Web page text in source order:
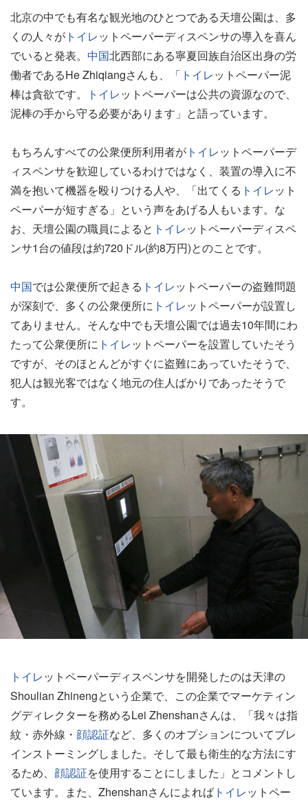
北京の中でも有名な観光地のひとつである天壇公園は、多
くの人々が トイレットペーパーディスペンサの導入を喜ん
でいると発表。 中国北西部にある寧夏回族自治区出身の労
働者であるHe Zhiqiangさんも、「 トイレットペーパー泥
棒は貪欲です。
トイレットペーパーは公共の資源なので、
泥棒の手から守る必要があります」と語っています。
もちろんすべての公衆便所利用者が トイレットペーパーデ
ィスペンサを歓迎しているわけではなく、装置の導入に不
満を抱いて機器を殴りつける人や、「出てくる トイレット
ペーパーが短すぎる」という声をあげる人もいます。な
お、天壇公園の職員によると トイレットペーパーディスペ
ンサ1台の値段は約720ドル(約8万円)とのことです。
中国では公衆便所で起きる トイレットペーパーの盗難問題
が深刻で、多くの公衆便所に トイレットペーパーが設置し
てありません。そんな中でも天壇公園では過去10年間にわ
たって公衆便所に トイレットペーパーを設置していたそう
ですが、そのほとんどがすぐに盗難にあっていたそうで、
犯人は観光客ではなく地元の住人ばかりであったそうで
す。
トイレットペーパーディスペンサを開発したのは天津の
Shoulian Zhinengという企業で、この企業でマーケティン
グディレクターを務めるLei Zhenshanさんは、「我々は指
紋・赤外線・ 顔認証など、多くのオプションについてブレ
インストーミングしました。そして最も衛生的な方法にす
るため、 顔認証を使用することにしました」とコメントし
ています。また、Zhenshanさんによれば トイレットペー